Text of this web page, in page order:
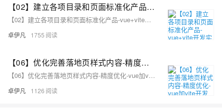
【02】建立各项目录和页面标准化产品-vue+vite开发实战-做一个非常漂亮的APP下载落地页-支持PC和H5自适应提供安卓苹果鸿蒙下载和网页端访问-优雅草卓伊凡
【02】建立各项目录和页面标准化产品-vue+vite开发实战-做一个非常漂亮的APP下载落地页-支持PC和H5自适应提供安卓苹果鸿蒙下载和网页端访问-优雅草卓伊凡
卓伊凡 1755
【06】优化完善落地页样式内容-精度优化-vue加vite开发实战-做一个非常漂亮的APP下载落地页-支持PC和H5自适应提供安卓苹果鸿蒙下载和网页端访问-优雅草卓伊凡
【06】优化完善落地页样式内容-精度优化-vue加vite开发实战-做一个非常漂亮的APP下载落地页-支持PC和H5自适应提供安卓苹果鸿蒙下载和网页端访问-优雅草卓伊凡
卓伊凡 1126